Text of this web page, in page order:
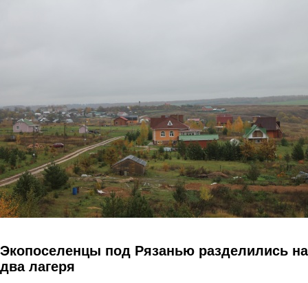
Экопоселенцы под Рязанью разделились на
два лагеря